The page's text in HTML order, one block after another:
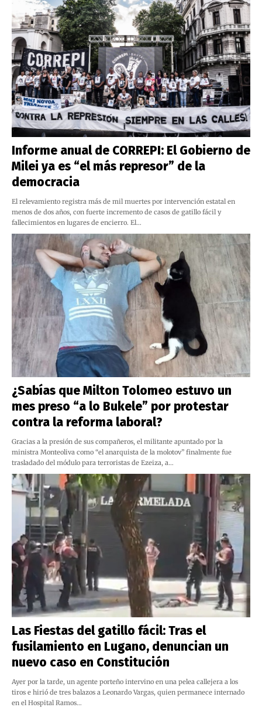
Informe anual de CORREPI: El Gobierno de
Milei ya es “el más represor” de la
democracia
El relevamiento registra más de mil muertes por intervención estatal en
menos de dos años, con fuerte incremento de casos de gatillo fácil y
fallecimientos en lugares de encierro. El…
¿Sabías que Milton Tolomeo estuvo un
mes preso “a lo Bukele” por protestar
contra la reforma laboral?
Gracias a la presión de sus compañeros, el militante apuntado por la
ministra Monteoliva como “el anarquista de la molotov” finalmente fue
trasladado del módulo para terroristas de Ezeiza, a…
Las Fiestas del gatillo fácil: Tras el
fusilamiento en Lugano, denuncian un
nuevo caso en Constitución
Ayer por la tarde, un agente porteño intervino en una pelea callejera a los
tiros e hirió de tres balazos a Leonardo Vargas, quien permanece internado
en el Hospital Ramos…